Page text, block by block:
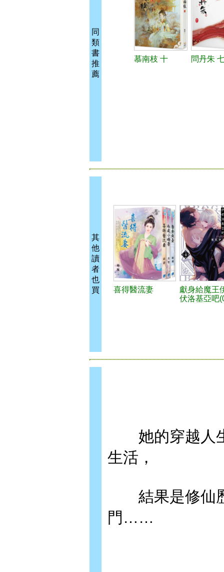
同
類
書
推
薦
慕南枝 十 問丹朱
其
他
讀
者
也
買
喜得醫流妻
獻身給魔王
伏洛基亞吧
她的穿越人生
生活，
結果是修仙歷
門……